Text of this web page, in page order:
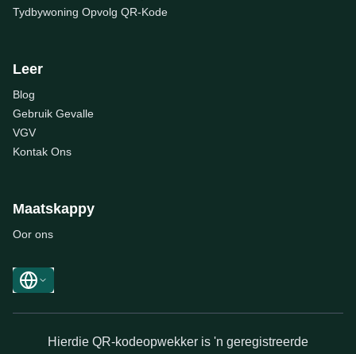
Tydbywoning Opvolg QR-Kode
Leer
Blog
Gebruik Gevalle
VGV
Kontak Ons
Maatskappy
Oor ons
Hierdie QR-kodeopwekker is 'n geregistreerde